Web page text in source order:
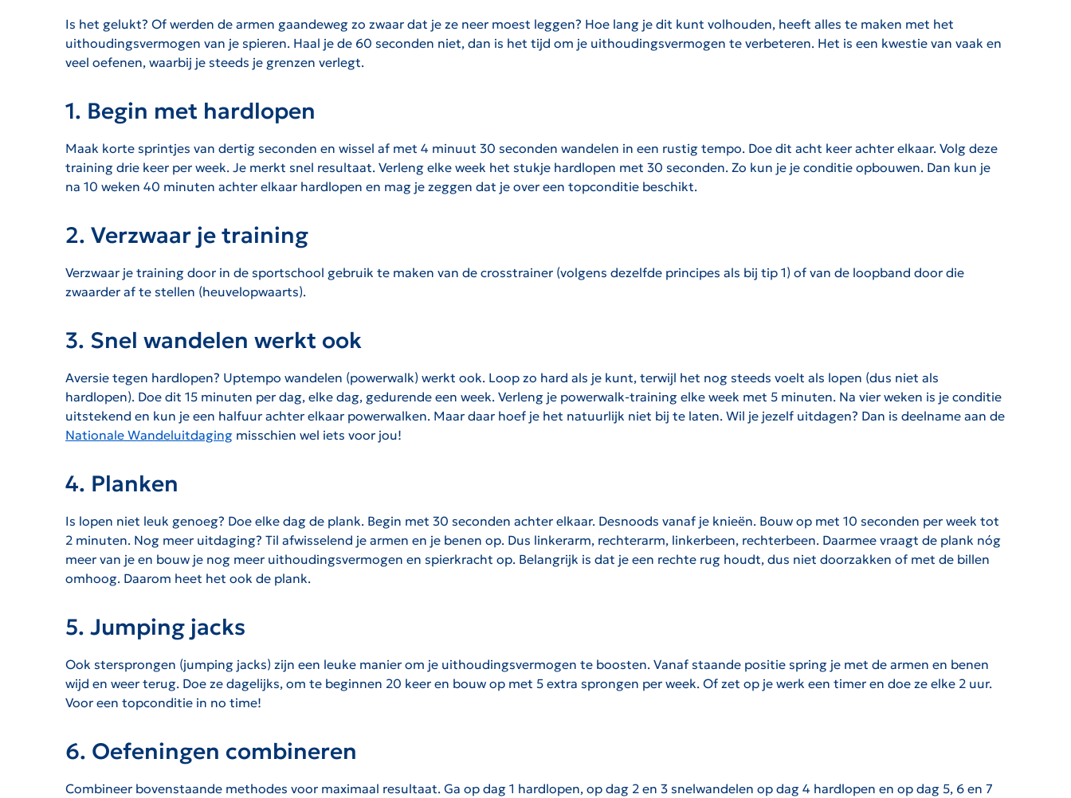
Is het gelukt? Of werden de armen gaandeweg zo zwaar dat je ze neer moest leggen? Hoe lang je dit kunt volhouden, heeft alles te maken met het
uithoudingsvermogen van je spieren. Haal je de 60 seconden niet, dan is het tijd om je uithoudingsvermogen te verbeteren. Het is een kwestie van vaak en
veel oefenen, waarbij je steeds je grenzen verlegt.
1. Begin met hardlopen
Maak korte sprintjes van dertig seconden en wissel af met 4 minuut 30 seconden wandelen in een rustig tempo. Doe dit acht keer achter elkaar. Volg deze
training drie keer per week. Je merkt snel resultaat. Verleng elke week het stukje hardlopen met 30 seconden. Zo kun je je conditie opbouwen. Dan kun je
na 10 weken 40 minuten achter elkaar hardlopen en mag je zeggen dat je over een topconditie beschikt.
2. Verzwaar je training
Verzwaar je training door in de sportschool gebruik te maken van de crosstrainer (volgens dezelfde principes als bij tip 1) of van de loopband door die
zwaarder af te stellen (heuvelopwaarts).
3. Snel wandelen werkt ook
Aversie tegen hardlopen? Uptempo wandelen (powerwalk) werkt ook. Loop zo hard als je kunt, terwijl het nog steeds voelt als lopen (dus niet als
hardlopen). Doe dit 15 minuten per dag, elke dag, gedurende een week. Verleng je powerwalk-training elke week met 5 minuten. Na vier weken is je conditie
uitstekend en kun je een halfuur achter elkaar powerwalken. Maar daar hoef je het natuurlijk niet bij te laten. Wil je jezelf uitdagen? Dan is deelname aan de
Nationale Wandeluitdaging misschien wel iets voor jou!
4. Planken
Is lopen niet leuk genoeg? Doe elke dag de plank. Begin met 30 seconden achter elkaar. Desnoods vanaf je knieën. Bouw op met 10 seconden per week tot
2 minuten. Nog meer uitdaging? Til afwisselend je armen en je benen op. Dus linkerarm, rechterarm, linkerbeen, rechterbeen. Daarmee vraagt de plank nóg
meer van je en bouw je nog meer uithoudingsvermogen en spierkracht op. Belangrijk is dat je een rechte rug houdt, dus niet doorzakken of met de billen
omhoog. Daarom heet het ook de plank.
5. Jumping jacks
Ook stersprongen (jumping jacks) zijn een leuke manier om je uithoudingsvermogen te boosten. Vanaf staande positie spring je met de armen en benen
wijd en weer terug. Doe ze dagelijks, om te beginnen 20 keer en bouw op met 5 extra sprongen per week. Of zet op je werk een timer en doe ze elke 2 uur.
Voor een topconditie in no time!
6. Oefeningen combineren
Combineer bovenstaande methodes voor maximaal resultaat. Ga op dag 1 hardlopen, op dag 2 en 3 snelwandelen op dag 4 hardlopen en op dag 5, 6 en 7